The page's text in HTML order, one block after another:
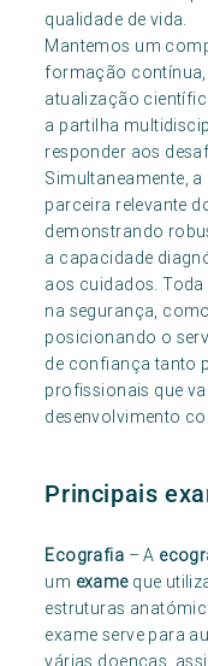
qualidade de vida.
Mantemos um
formação
atualização
a partilha
responder aos
Simultaneamente, a
parceira relevante
demonstrando
a capacidade
aos cuidados.
na segurança,
posicionando o
de confiança tanto
profissionais que
desenvolvimento
Principais
Ecografia – A
um exameque
estruturas
exame serve para
várias doenças,